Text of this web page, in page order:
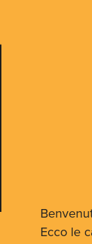
Ecco le